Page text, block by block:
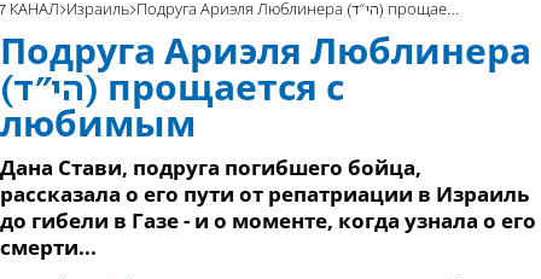
7 КАНАЛ Израиль Подруга Ариэля Люблинера (הי"ד) прощается с любимым
Подруга Ариэля Люблинера
(הי"ד) прощается с
любимым
Дана Стави, подруга погибшего бойца,
рассказала о его пути от репатриации в Израиль
до гибели в Газе - и о моменте, когда узнала о его
смерти...